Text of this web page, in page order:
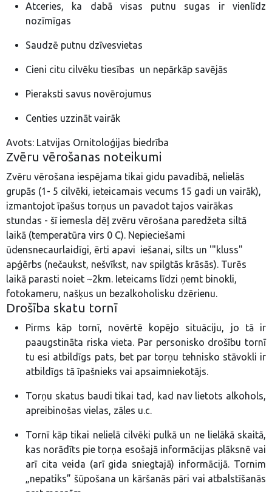
Atceries, ka dabā visas putnu sugas ir vienlīdz
nozīmīgas
Saudzē putnu dzīvesvietas
Cieni citu cilvēku tiesības un nepārkāp savējās
Pieraksti savus novērojumus
Centies uzzināt vairāk
Avots: Latvijas Ornitoloģijas biedrība
Zvēru vērošanas noteikumi
Zvēru vērošana iespējama tikai gidu pavadībā, nelielās
grupās (1- 5 cilvēki, ieteicamais vecums 15 gadi un vairāk),
izmantojot īpašus torņus un pavadot tajos vairākas
stundas - šī iemesla dēļ zvēru vērošana paredžeta siltā
laikā (temperatūra virs 0 C). Nepieciešami
ūdensnecaurlaidīgi, ērti apavi iešanai, silts un '"kluss"
apģērbs (nečaukst, nešvīkst, nav spilgtās krāsās). Turēs
laikā parasti noiet ~2km. Ieteicams līdzi ņemt binokli,
fotokameru, našķus un bezalkoholisku dzērienu.
Drošība skatu tornī
Pirms kāp tornī, novērtē kopējo situāciju, jo tā ir
paaugstināta riska vieta. Par personisko drošību tornī
tu esi atbildīgs pats, bet par torņu tehnisko stāvokli ir
atbildīgs tā īpašnieks vai apsaimniekotājs.
Torņu skatus baudi tikai tad, kad nav lietots alkohols,
apreibinošas vielas, zāles u.c.
Tornī kāp tikai nelielā cilvēki pulkā un ne lielākā skaitā,
kas norādīts pie torņa esošajā informācijas plāksnē vai
arī cita veida (arī gida sniegtajā) informācijā. Tornim
„nepatiks” šūpošana un kāršanās pāri vai atbalstīšanās